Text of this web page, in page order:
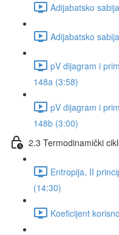
Adijabatsko
Adijabatsko
pV dijagram i
148a (3:58)
pV dijagram i
148b (3:00)
2.3 Termodinamički
Entropija, II
(14:30)
Koeficijent